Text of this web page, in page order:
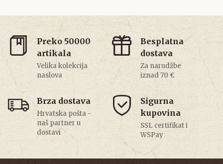
Preko 50000
artikala
Velika kolekcija
naslova
Besplatna
dostava
Za narudžbe
iznad 70 €
Brza dostava
Hrvatska pošta -
naš partner u
dostavi
Sigurna
kupovina
SSL certifikat i
WSPay